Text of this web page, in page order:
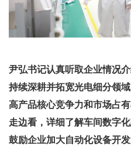
尹弘书记认真听取企业情况
持续深耕并拓宽光电细分领
高产品核心竞争力和市场占
走边看，详细了解车间数字
鼓励企业加大自动化设备开